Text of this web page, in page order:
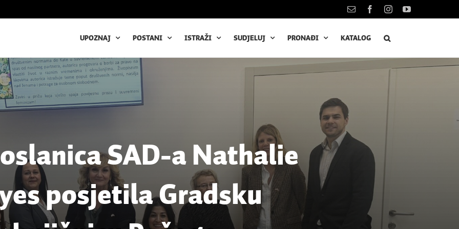
KontaktFacebookInstagramYouTube
UPOZNAJ POSTANI ISTRAŽI SUDJELUJ PRONAĐI KATALOG
SAD-a Nathalie
posjetila Gradsku